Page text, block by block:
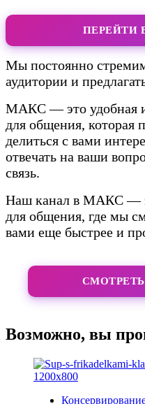
ПЕРЕЙТИ
Мы постоянно
аудитории и
МАКС — это удобная и
для общения, которая
делиться с вами
отвечать на ваши
связь.
Наш канал в МАКС —
для общения, где мы
вами еще быстрее и
Возможно, вы